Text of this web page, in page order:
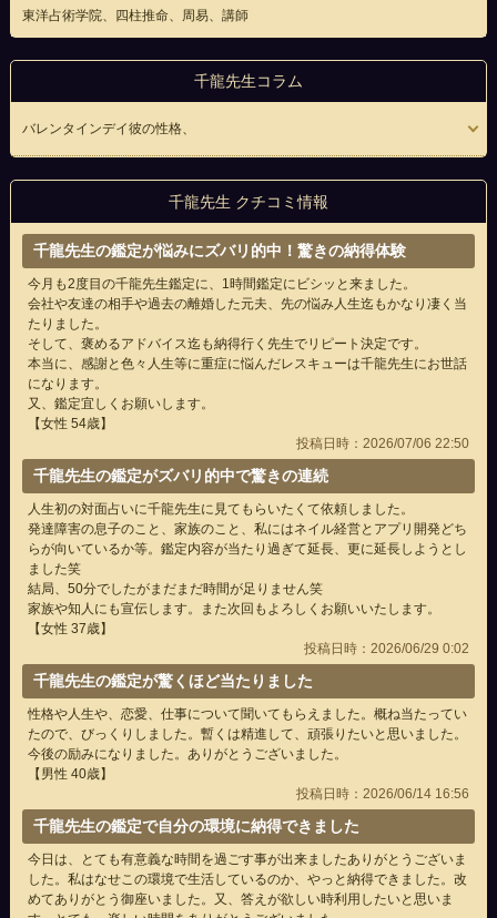
東洋占術学院、四柱推命、周易、講師
千龍先生コラム
バレンタインデイ彼の性格、
千龍先生 クチコミ情報
千龍先生の鑑定が悩みにズバリ的中！驚きの納得体験
今月も2度目の千龍先生鑑定に、1時間鑑定にビシッと来ました。
会社や友達の相手や過去の離婚した元夫、先の悩み人生迄もかなり凄く当
たりました。
そして、褒めるアドバイス迄も納得行く先生でリピート決定です。
本当に、感謝と色々人生等に重症に悩んだレスキューは千龍先生にお世話
になります。
又、鑑定宜しくお願いします。
【女性 54歳】
投稿日時：2026/07/06 22:50
千龍先生の鑑定がズバリ的中で驚きの連続
人生初の対面占いに千龍先生に見てもらいたくて依頼しました。
発達障害の息子のこと、家族のこと、私にはネイル経営とアプリ開発どち
らが向いているか等。鑑定内容が当たり過ぎて延長、更に延長しようとし
ました笑
結局、50分でしたがまだまだ時間が足りません笑
家族や知人にも宣伝します。また次回もよろしくお願いいたします。
【女性 37歳】
投稿日時：2026/06/29 0:02
千龍先生の鑑定が驚くほど当たりました
性格や人生や、恋愛、仕事について聞いてもらえました。概ね当たってい
たので、びっくりしました。暫くは精進して、頑張りたいと思いました。
今後の励みになりました。ありがとうございました。
【男性 40歳】
投稿日時：2026/06/14 16:56
千龍先生の鑑定で自分の環境に納得できました
今日は、とても有意義な時間を過ごす事が出来ましたありがとうございま
した。私はなせこの環境で生活しているのか、やっと納得できました。改
めてありがとう御座いました。又、答えが欲しい時利用したいと思いま